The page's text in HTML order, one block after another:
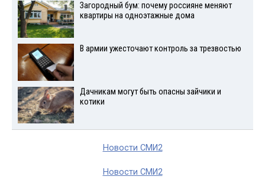
Загородный бум: почему россияне меняют
квартиры на одноэтажные дома
В армии ужесточают контроль за трезвостью
Дачникам могут быть опасны зайчики и
котики
Новости СМИ2
Новости СМИ2